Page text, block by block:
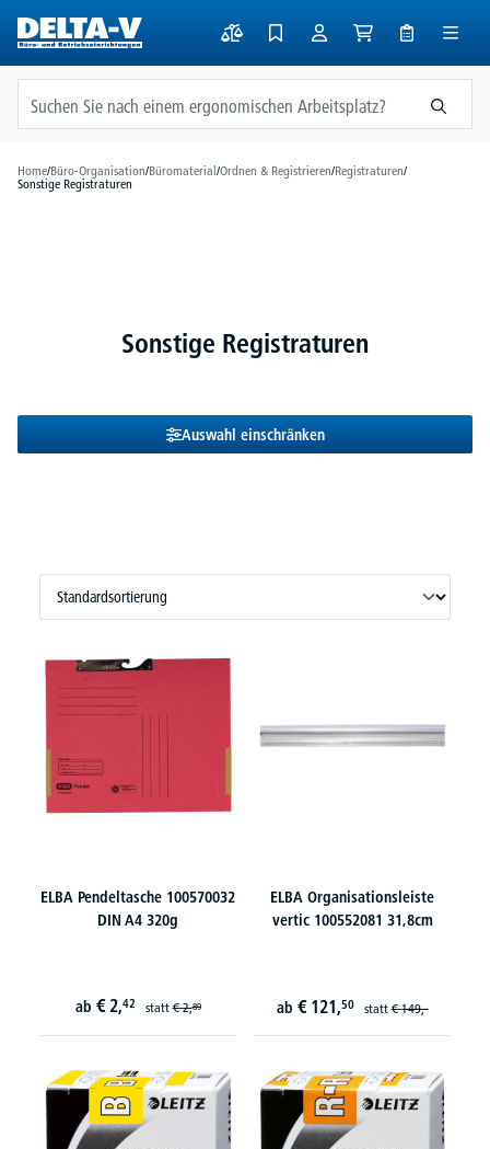
springen
Home/Büro-Organisation/Büromaterial/Ordnen & Registrieren/Registraturen/
Sonstige Registraturen
Sonstige Registraturen
Auswahl einschränken
ELBA Pendeltasche 100570032
DIN A4 320g
ab € 2,42 statt€ 2,89
ELBA Organisationsleiste
vertic 100552081 31,8cm
ab € 121,50 statt€ 149,-